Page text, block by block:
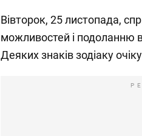
Вівторок, 25 листопада,
можливостей і подоланню
Деяких знаків зодіаку